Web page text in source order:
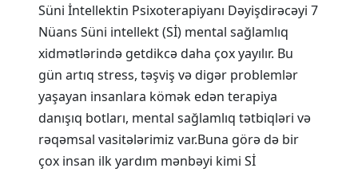
Süni İntellektin Psixoterapiyanı Dəyişdirəcəyi 7
Nüans Süni intellekt (Sİ) mental sağlamlıq
xidmətlərində getdikcə daha çox yayılır. Bu
gün artıq stress, təşviş və digər problemlər
yaşayan insanlara kömək edən terapiya
danışıq botları, mental sağlamlıq tətbiqləri və
rəqəmsal vasitələrimiz var.Buna görə də bir
çox insan ilk yardım mənbəyi kimi Sİ